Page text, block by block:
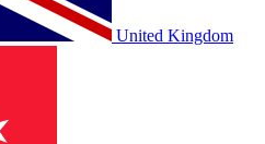
United Kingdom